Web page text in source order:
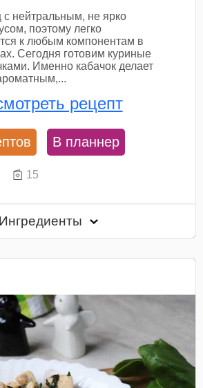
нейтральным, не ярко
поэтому легко
к любым компонентам в
Сегодня готовим куриные
Именно кабачок делает
рецепт
В планнер
15
Ингредиенты